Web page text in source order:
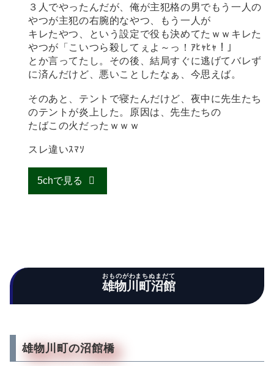
３人でやったんだが、俺が主犯格の男でもう一人の
やつが主犯の右腕的なやつ、もう一人が
キレたやつ、という設定で役も決めてたｗｗキレた
やつが「こいつら殺してぇよ～っ！ｱﾋｬﾋｬ！」
とか言ってたし。その後、結局すぐに逃げてバレず
に済んだけど、悪いことしたなぁ、今思えば。
そのあと、テントで寝たんだけど、夜中に先生たち
のテントが炎上した。原因は、先生たちの
たばこの火だったｗｗｗ
スレ違いｽﾏｿ
5chで見る
雄物川町沼館
おものがわまちぬまだて
雄物川町の沼館橋